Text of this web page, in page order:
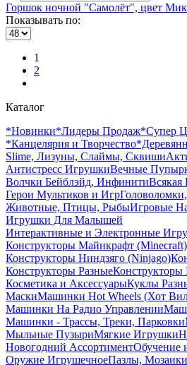
Горшок ночной "Самолёт", цвет
Показывать по:
1
2
Каталог
*Новинки*Лидеры Продаж*Супер
*Канцелярия и Творчество
Slime, Лизуны, Слаймы, Сквиши
Антистресс ИгрушкиВечные
Волчки Бейблэйд, ИнфинитиВсякая
Герои Мультиков и Игр
Животные, Птицы, РыбыИгровые
Игрушки Для Малышей
Интерактивные и Электронные
Конструкторы Майнкрафт (Minecraft)
Конструкторы Ниндзяго (Ninjago)
Конструкторы Разные
Косметика и АксессуарыКуклы
МаскиМашинки Hot Wheels (Хот
Машинки На Радио Управлении
Машинки - Трассы, Треки, Парковки
Мыльные ПузыриМягкие Игрушки
Новогодний АссортиментОбучение
Оружие ИгрушечноеПазлы, Мозаики